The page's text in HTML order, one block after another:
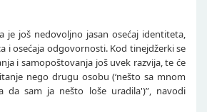
je još nedovoljno jasan osećaj identiteta,
i osećaja odgovornosti. Kod tinejdžerki se
i samopoštovanja još uvek razvija, te će
nego drugu osobu (‘nešto sa mnom
sam ja nešto loše uradila')”, navodi